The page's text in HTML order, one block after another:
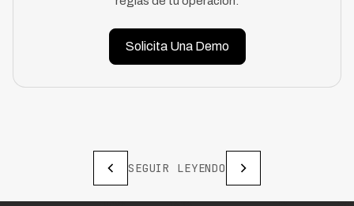
Solicita Una Demo
SEGUIR LEYENDO